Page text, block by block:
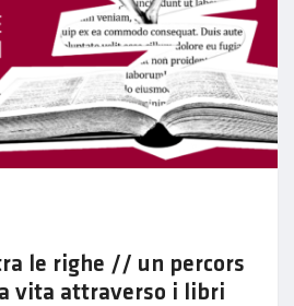
le righe // un percors
vita attraverso i libri